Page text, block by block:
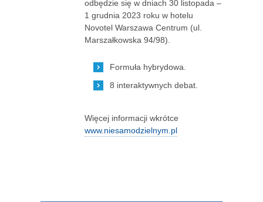
odbędzie się w dniach 30 listopada –
1 grudnia 2023 roku w hotelu
Novotel Warszawa Centrum (ul.
Marszałkowska 94/98).
Formuła hybrydowa.
8 interaktywnych debat.
Więcej informacji wkrótce
www.niesamodzielnym.pl